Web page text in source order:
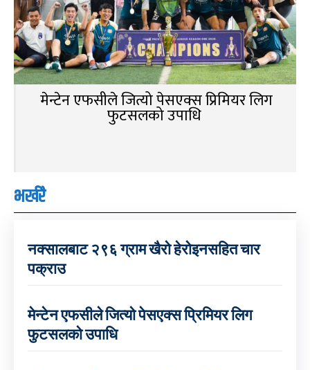
मेन्टेन एफसीले जित्यो पेसएक्स प्रिमियर लिग
फुटसलको उपाधि
भर्खरै
नक्सालबाट २९६ ग्राम खैरो हेरोइनसहित चार
पक्राउ
मेन्टेन एफसीले जित्यो पेसएक्स प्रिमियर लिग
फुटसलको उपाधि